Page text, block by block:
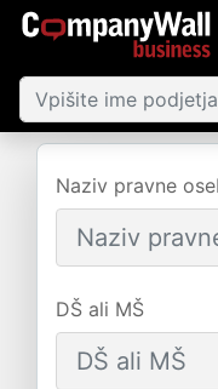
Naziv pravne
DŠ ali MŠ